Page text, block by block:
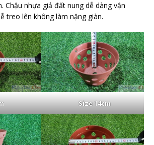
Chậu nhựa giả đất nung dễ dàng vận
treo lên không làm nặng giàn.
Size 14cm